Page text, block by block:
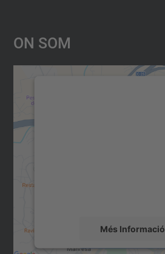
On Som
Més Informació